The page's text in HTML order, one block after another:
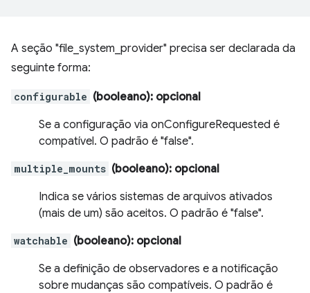
A seção "file_system_provider" precisa ser declarada da
seguinte forma:
configurable (booleano): opcional
Se a configuração via onConfigureRequested é
compatível. O padrão é "false".
multiple_mounts (booleano): opcional
Indica se vários sistemas de arquivos ativados
(mais de um) são aceitos. O padrão é "false".
watchable (booleano): opcional
Se a definição de observadores e a notificação
sobre mudanças são compatíveis. O padrão é